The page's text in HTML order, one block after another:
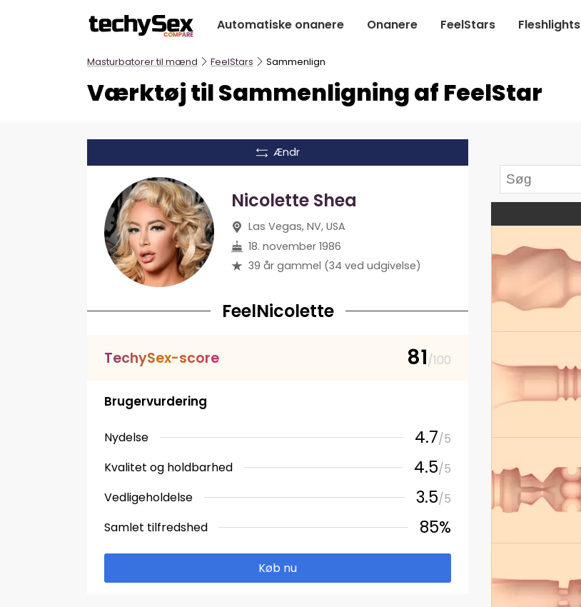
Automatiske onanere Onanere FeelStars Fleshlights
Masturbatorer til mænd FeelStars Sammenlign
Værktøj til Sammenligning af FeelStar
Ændr
Nicolette Shea
Las Vegas, NV, USA
18. november 1986
39 år gammel (34 ved udgivelse)
FeelNicolette
TechySex-score 81/100
Brugervurdering
Nydelse 4.7/5
Kvalitet og holdbarhed
4.5/5
Vedligeholdelse
3.5/5
Samlet tilfredshed
85%
Køb nu